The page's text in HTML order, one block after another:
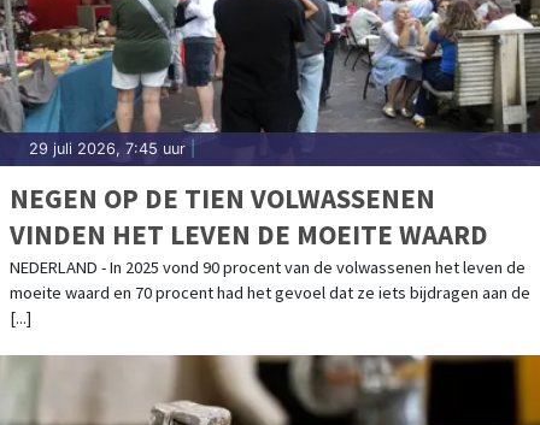
29 juli 2026, 7:45 uur
NEGEN OP DE TIEN VOLWASSENEN
VINDEN HET LEVEN DE MOEITE WAARD
NEDERLAND - In 2025 vond 90 procent van de volwassenen het leven de
moeite waard en 70 procent had het gevoel dat ze iets bijdragen aan de
[...]